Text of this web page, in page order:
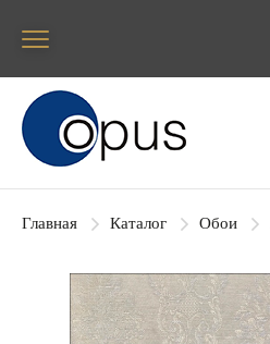
Блок поиска
Главная Каталог Обои